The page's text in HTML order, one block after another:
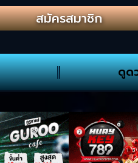
สมัครสมาชิก
ดูด